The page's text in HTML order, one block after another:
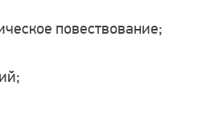
повествование;